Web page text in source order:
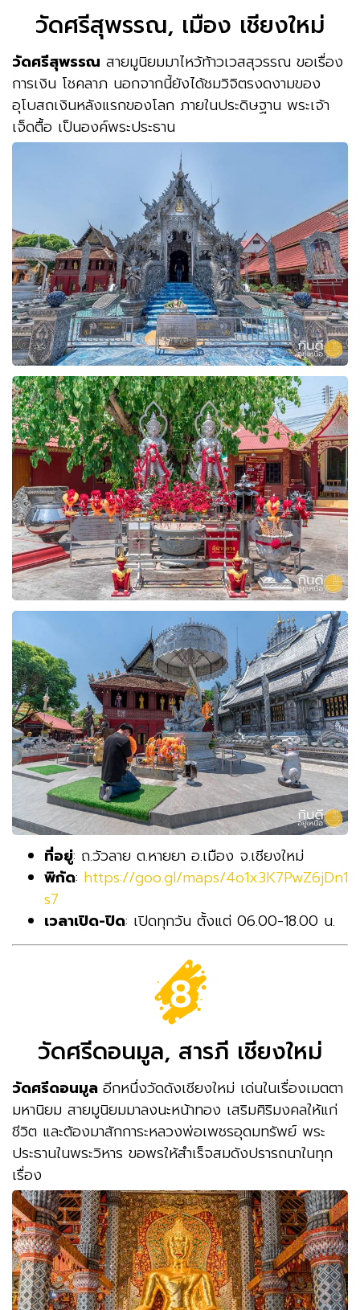
วัดศรีสุพรรณ, เมือง เชียงใหม่
วัดศรีสุพรรณ สายมูนิยมมาไหว้ท้าวเวสสุวรรณ ขอเรื่อง
การเงิน โชคลาภ นอกจากนี้ยังได้ชมวิจิตรงดงามของ
อุโบสถเงินหลังแรกของโลก ภายในประดิษฐาน พระเจ้า
เจ็ดตื้อ เป็นองค์พระประธาน
ที่อยู่: ถ.วัวลาย ต.หายยา อ.เมือง จ.เชียงใหม่
พิกัด: https://goo.gl/maps/4o1x3K7PwZ6jDn1
s7
เวลาเปิด-ปิด: เปิดทุกวัน ตั้งแต่ 06.00-18.00 น.
วัดศรีดอนมูล, สารภี เชียงใหม่
วัดศรีดอนมูล อีกหนึ่งวัดดังเชียงใหม่ เด่นในเรื่องเมตตา
มหานิยม สายมูนิยมมาลงนะหน้าทอง เสริมศิริมงคลให้แก่
ชีวิต และต้องมาสักการะหลวงพ่อเพชรอุดมทรัพย์ พระ
ประธานในพระวิหาร ขอพรให้สำเร็จสมดังปรารถนาในทุก
เรื่อง